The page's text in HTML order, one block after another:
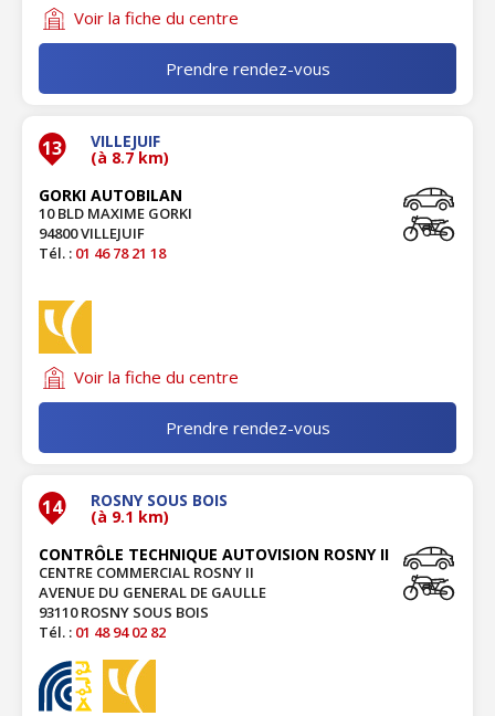
Voir la fiche du centre
Prendre rendez-vous
13 VILLEJUIF
(à 8.7 km)
GORKI AUTOBILAN
10 BLD MAXIME GORKI
94800 VILLEJUIF
Tél. : 01 46 78 21 18
Voir la fiche du centre
Prendre rendez-vous
14 ROSNY SOUS BOIS
(à 9.1 km)
CONTRÔLE TECHNIQUE AUTOVISION ROSNY II
CENTRE COMMERCIAL ROSNY II
AVENUE DU GENERAL DE GAULLE
93110 ROSNY SOUS BOIS
Tél. : 01 48 94 02 82